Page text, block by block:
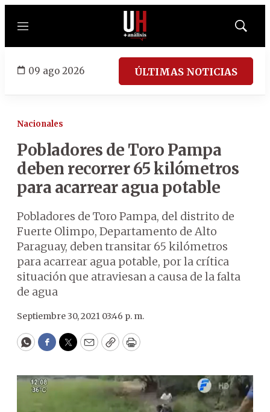
Menú
Mostrar
09 ago 2026 ÚLTIMAS NOTICIAS
Nacionales
Pobladores de Toro Pampa
deben recorrer 65 kilómetros
para acarrear agua potable
Pobladores de Toro Pampa, del distrito de
Fuerte Olimpo, Departamento de Alto
Paraguay, deben transitar 65 kilómetros
para acarrear agua potable, por la crítica
situación que atraviesan a causa de la falta
de agua
Septiembre 30, 2021 03:46 p. m.
WhatsApp
Facebook
Twitter
EmailCopyPrint